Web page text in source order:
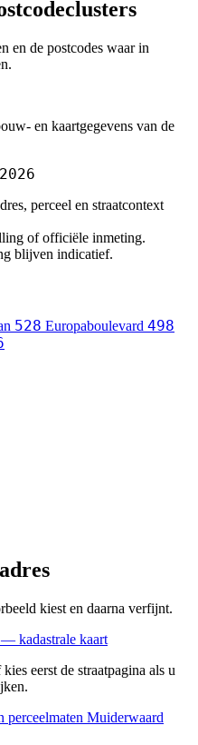
en de postcodes waar in
en kaartgegevens van de
perceel en straatcontext
of officiële inmeting.
blijven indicatief.
528 Europaboulevard 498
kiest en daarna verfijnt.
kadastrale kaart
eerst de straatpagina als u
perceelmaten Muiderwaard